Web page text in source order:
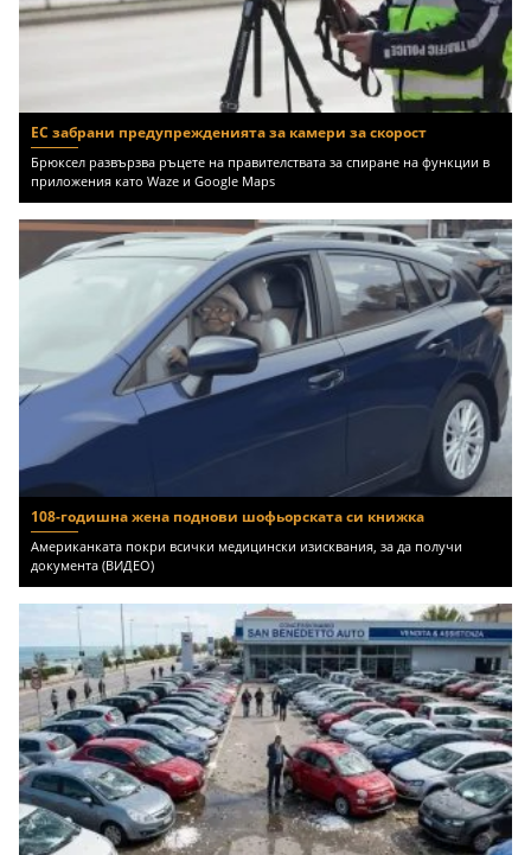
ЕС забрани предупрежденията за камери за скорост
Брюксел развързва ръцете на правителствата за спиране на функции в
приложения като Waze и Google Maps
108-годишна жена поднови шофьорската си книжка
Американката покри всички медицински изисквания, за да получи
документа (ВИДЕО)